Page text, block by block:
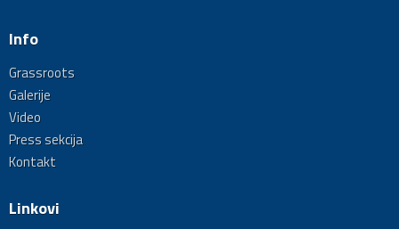
Info
Grassroots
Galerije
Video
Press sekcija
Kontakt
Linkovi